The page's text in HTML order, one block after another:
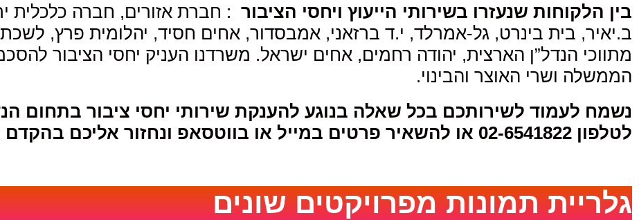
בין הלקוחות שנעזרו בשירותי הייעוץ ויחסי הציבור : חברת אזורים, חברה כלכלית
ב.יאיר, בית בינרט, גל-אמרלד, י.ד ברזאני, אמבסדור, אחים חסיד, יהלומית פרץ,
מתווכי הנדל”ן הארצית, יהודה רחמים, אחים ישראל. משרדנו העניק יחסי הציבור
הממשלה ושרי האוצר והבינוי.
נשמח לעמוד לשירותכם בכל שאלה בנוגע להענקת שירותי יחסי ציבור בתחום
לטלפון 02-6541822 או להשאיר פרטים במייל או בווטסאפ ונחזור אליכם בהקדם האפשרי.
גלריית תמונות מפרויקטים שונים